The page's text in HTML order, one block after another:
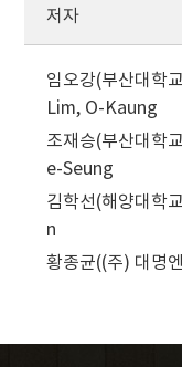
저자
임오강(부산대학
Lim, O-Kaung
조재승(부산대학
e-Seung
김학선(해양대학
n
황종균((주) 대명